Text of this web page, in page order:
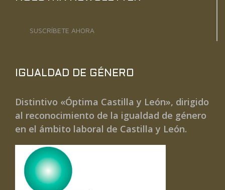
SUSCRÍBETE AHORA
IGUALDAD DE GÉNERO
Distintivo «Óptima Castilla y León», dirigido
al reconocimiento de la igualdad de género
en el ámbito laboral de Castilla y León.